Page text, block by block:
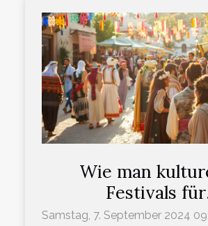
Wie man
Festivals für
Bildungszwecke
Samstag, 7. September 2024